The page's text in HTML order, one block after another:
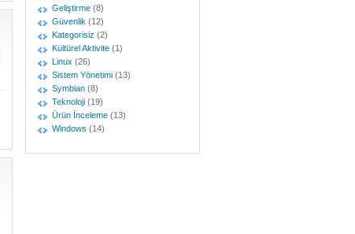
Geliştirme (8)
Güvenlik (12)
Kategorisiz (2)
Kültürel Aktivite (1)
Linux (26)
Sistem Yönetimi (13)
Symbian (8)
Teknoloji (19)
Ürün İnceleme (13)
Windows (14)